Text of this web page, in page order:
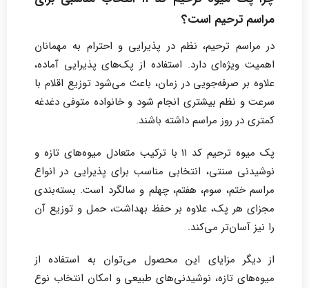
مراسم ترحیم است؟
در مراسم ترحیم، نظم در پذیرایی و احترام به مهمانان
اهمیت ویژه‌ای دارد. استفاده از پک‌های پذیرایی آماده،
علاوه بر صرفه‌جویی در زمان، باعث می‌شود توزیع اقلام با
سرعت و نظم بیشتری انجام شود و خانواده متوفی دغدغه
کمتری در روز مراسم داشته باشند.
پک میوه ترحیم کد ۱۱ با ترکیب متعادل میوه‌های تازه و
نوشیدنی سنتی، انتخابی مناسب برای پذیرایی در انواع
مراسم ختم، سوم، هفتم، چهلم و سالگرد است. بسته‌بندی
مجزای هر پک، علاوه بر حفظ بهداشت، حمل و توزیع آن
را نیز آسان‌تر می‌کند.
از دیگر مزایای این محصول می‌توان به استفاده از
میوه‌های تازه، نوشیدنی‌های طبیعی و امکان انتخاب نوع